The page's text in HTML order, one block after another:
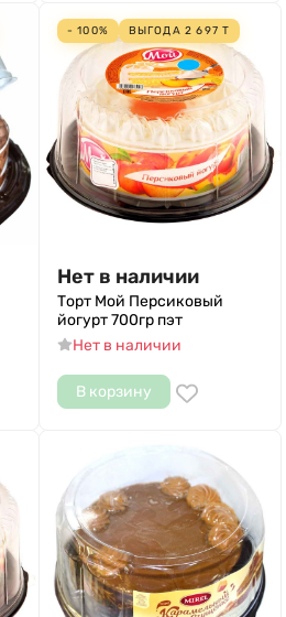
- 100% ВЫГОДА 2 697 Т
Нет в наличии
Торт Мой Персиковый
йогурт 700гр пэт
Нет в наличии
В корзину